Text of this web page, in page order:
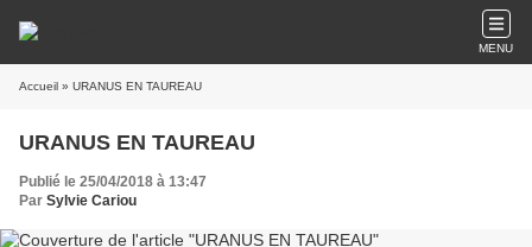
MENU
Accueil » URANUS EN TAUREAU
URANUS EN TAUREAU
Publié le 25/04/2018 à 13:47
Par Sylvie Cariou